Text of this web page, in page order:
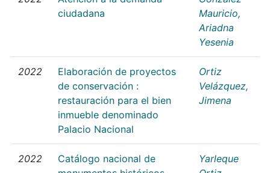
ciudadana
Mauricio,
Ariadna
Yesenia
2022
Elaboración de proyectos
de conservación :
restauración para el bien
inmueble denominado
Palacio Nacional
Ortiz
Velázquez,
Jimena
2022
Catálogo nacional de
Yarleque